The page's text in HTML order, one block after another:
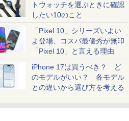
トウォッチを選ぶときに確認
したい10のこと
「Pixel 10」シリーズいよい
よ登場、コスパ最優秀が無印
「Pixel 10」と言える理由
iPhone 17は買うべき？ ど
のモデルがいい？ 各モデル
との違いから選び方を考える